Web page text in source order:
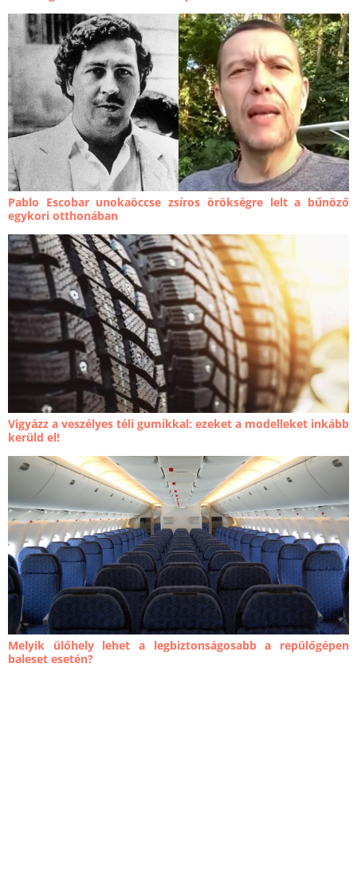
Pablo Escobar unokaöccse zsíros örökségre lelt a bűnöző
egykori otthonában
Vigyázz a veszélyes téli gumikkal: ezeket a modelleket inkább
kerüld el!
Melyik ülőhely lehet a legbiztonságosabb a repülőgépen
baleset esetén?